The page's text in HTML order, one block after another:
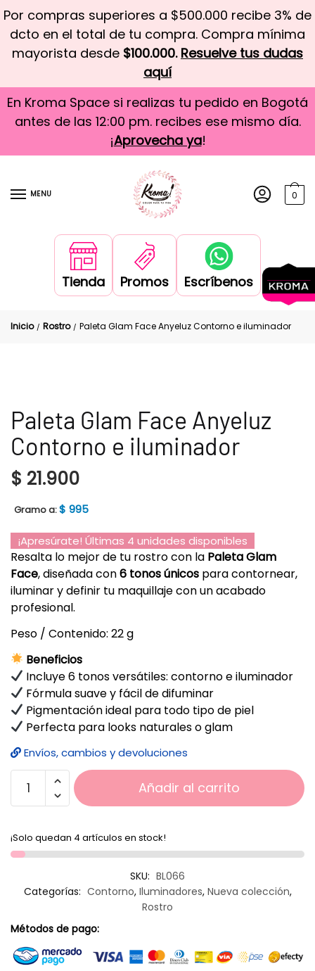
Por compras superiores a $500.000 recibe 3% de
dcto en el total de tu compra. Compra mínima
mayorista desde $100.000. Resuelve tus dudas
aquí
En Kroma Space si realizas tu pedido en Bogotá
antes de las 12:00 pm. recibes ese mismo día.
¡Aprovecha ya!
MENU 0
Tienda Promos Escríbenos
Inicio / Rostro / Paleta Glam Face Anyeluz Contorno e iluminador
Paleta Glam Face Anyeluz
Contorno e iluminador
$ 21.900
Gramo a:$ 995
¡Apresúrate! Últimas 4 unidades disponibles
Resalta lo mejor de tu rostro con la Paleta Glam
Face, diseñada con6 tonos únicos para contornear,
iluminar y definir tu maquillaje con un acabado
profesional.
Peso / Contenido: 22 g
Beneficios
Incluye 6 tonos versátiles: contorno e iluminador
Fórmula suave y fácil de difuminar
Pigmentación ideal para todo tipo de piel
Perfecta para looks naturales o glam
Envíos, cambios y devoluciones
Añadir al carrito
¡Solo quedan 4 artículos en stock!
SKU: BL066
Categorías: Contorno, Iluminadores, Nueva colección,
Rostro
Métodos de pago: